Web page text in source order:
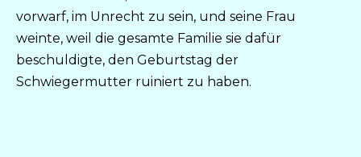
vorwarf, im Unrecht zu sein, und seine Frau
weinte, weil die gesamte Familie sie dafür
beschuldigte, den Geburtstag der
Schwiegermutter ruiniert zu haben.